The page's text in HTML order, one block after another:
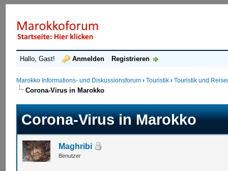
Hallo, Gast! Anmelden Registrieren
Marokko Informations- und Diskussionsforum ›Touristik ›Touristik und
Corona-Virus in Marokko
Corona-Virus in Marokko
Maghribi
Benutzer